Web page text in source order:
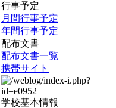
行事予定
月間行事予定
年間行事予定
配布文書
配布文書一覧
携帯サイト
学校基本情報